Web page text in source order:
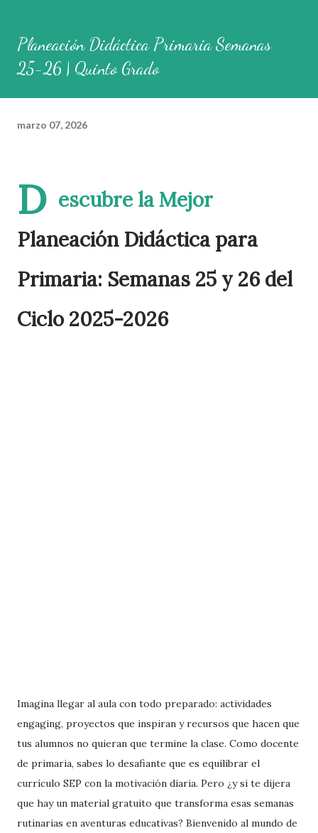
Planeación Didáctica Primaria Semanas
25-26 | Quinto Grado
marzo 07, 2026
D escubre la Mejor
Planeación Didáctica para
Primaria: Semanas 25 y 26 del
Ciclo 2025-2026
Imagina llegar al aula con todo preparado: actividades
engaging, proyectos que inspiran y recursos que hacen que
tus alumnos no quieran que termine la clase. Como docente
de primaria, sabes lo desafiante que es equilibrar el
currículo SEP con la motivación diaria. Pero ¿y si te dijera
que hay un material gratuito que transforma esas semanas
rutinarias en aventuras educativas? Bienvenido al mundo de